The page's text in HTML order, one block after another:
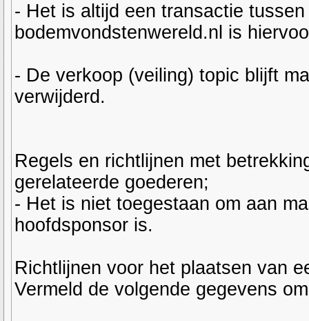
- Het is altijd een transactie
bodemvondstenwereld.nl is
- De verkoop (veiling) topic blijft
verwijderd.
Regels en richtlijnen met
gerelateerde goederen;
- Het is niet toegestaan om aan
hoofdsponsor is.
Richtlijnen voor het plaatsen van
Vermeld de volgende gegevens